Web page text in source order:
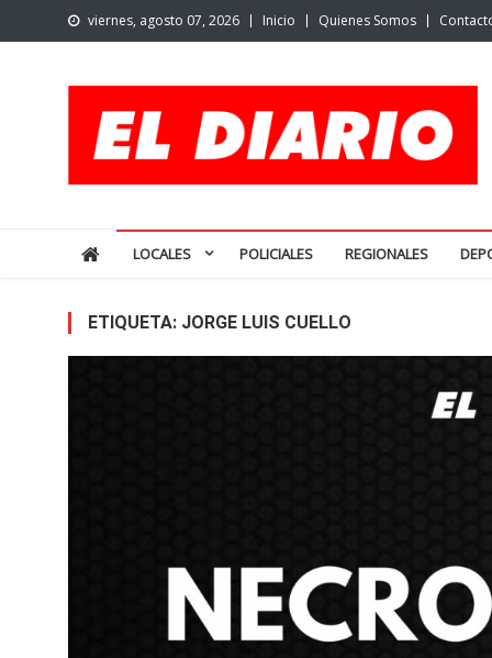
to
viernes, agosto 07, 2026 Inicio Quienes Somos
LOCALES POLICIALES REGIONALES
ETIQUETA: JORGE LUIS CUELLO